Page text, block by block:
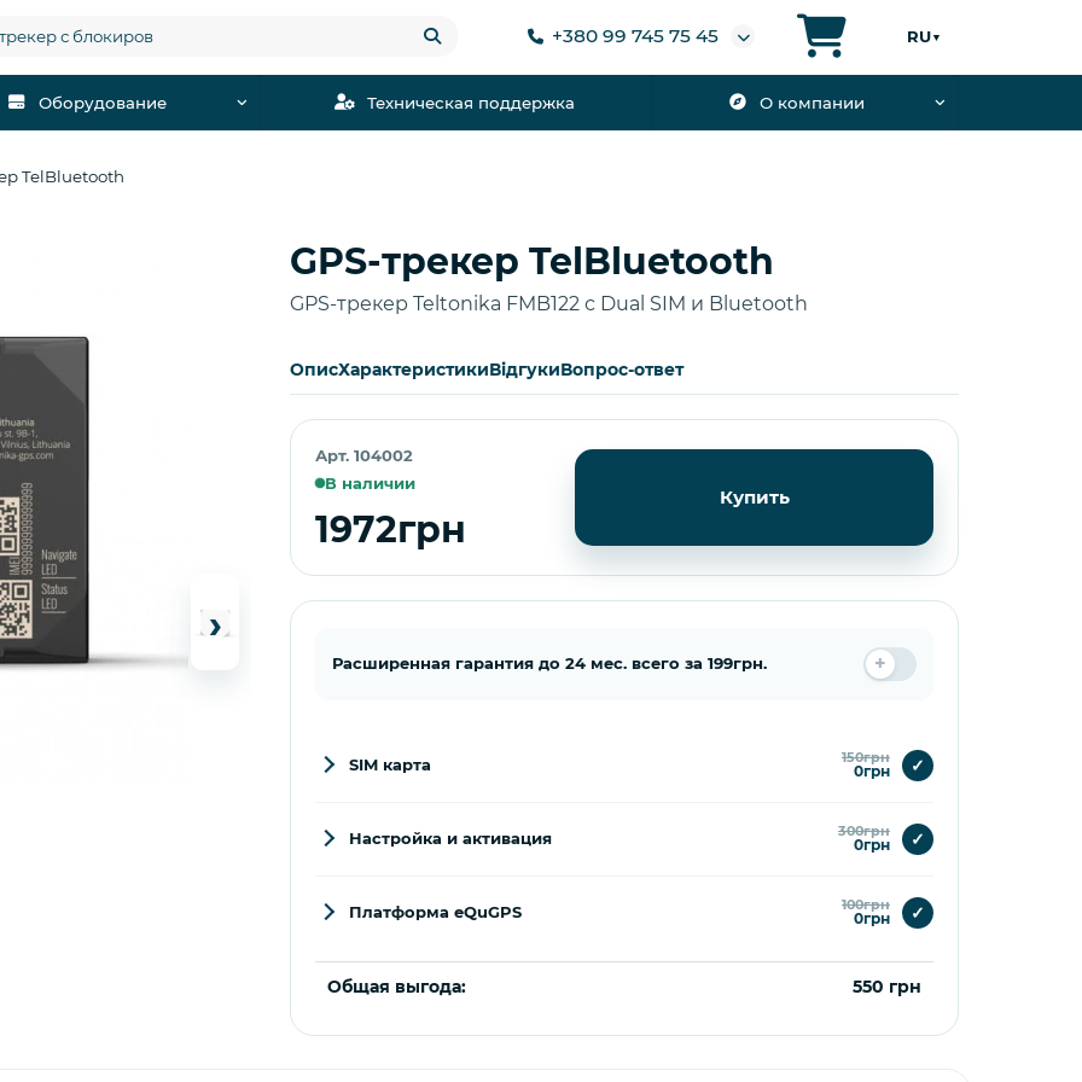
+380 99 745 75 45 RU▼
Оборудование Техническая поддержка О компании
TelBluetooth
›
GPS-трекер TelBluetooth
GPS-трекер Teltonika FMB122 с Dual SIM и Bluetooth
ОписХарактеристикиВідгукиВопрос-ответ
Арт. 104002
В наличии
1972грн
Купить
Расширенная гарантия до 24 мес. всего за 199грн.
SIM карта 150грн
0грн ✓
Настройка и активация 300грн
0грн ✓
Платформа eQuGPS 100грн
0грн ✓
Общая выгода: 550 грн
Купить